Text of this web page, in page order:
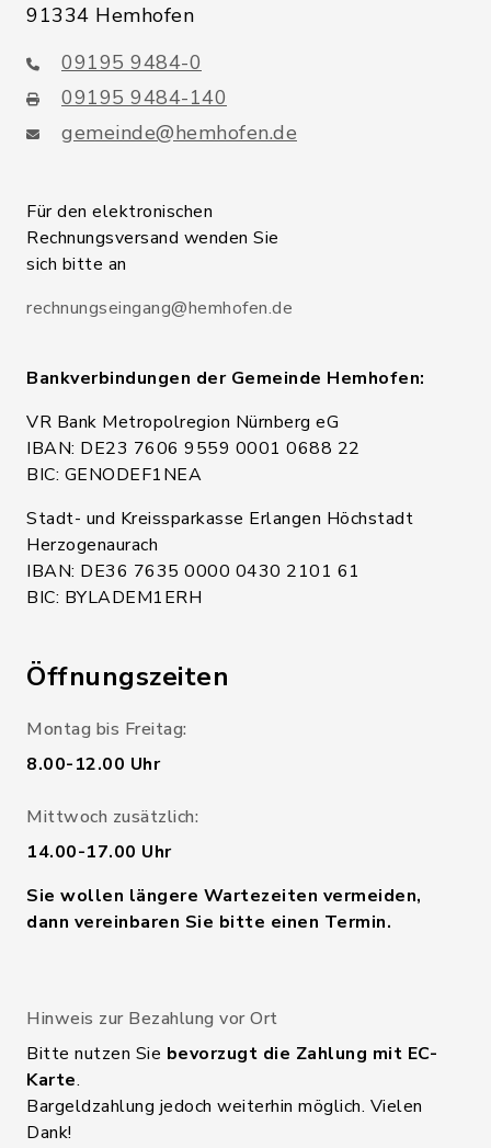
91334 Hemhofen
09195 9484-0
09195 9484-140
gemeinde@hemhofen.de
Für den elektronischen
Rechnungsversand wenden Sie
sich bitte an
rechnungseingang@hemhofen.de
Bankverbindungen der Gemeinde Hemhofen:
VR Bank Metropolregion Nürnberg eG
IBAN: DE23 7606 9559 0001 0688 22
BIC: GENODEF1NEA
Stadt- und Kreissparkasse Erlangen Höchstadt
Herzogenaurach
IBAN: DE36 7635 0000 0430 2101 61
BIC: BYLADEM1ERH
Öffnungszeiten
Montag bis Freitag:
8.00-12.00 Uhr
Mittwoch zusätzlich:
14.00-17.00 Uhr
Sie wollen längere Wartezeiten vermeiden,
dann vereinbaren Sie bitte einen Termin.
Hinweis zur Bezahlung vor Ort
Bitte nutzen Sie bevorzugt die Zahlung mit EC-
Karte.
Bargeldzahlung jedoch weiterhin möglich. Vielen
Dank!